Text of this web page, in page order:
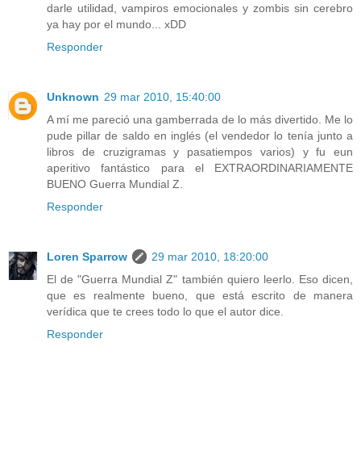
darle utilidad, vampiros emocionales y zombis sin cerebro
ya hay por el mundo... xDD
Responder
Unknown 29 mar 2010, 15:40:00
A mí me pareció una gamberrada de lo más divertido. Me lo
pude pillar de saldo en inglés (el vendedor lo tenía junto a
libros de cruzigramas y pasatiempos varios) y fu eun
aperitivo fantástico para el EXTRAORDINARIAMENTE
BUENO Guerra Mundial Z.
Responder
Loren Sparrow
29 mar 2010, 18:20:00
El de "Guerra Mundial Z" también quiero leerlo. Eso dicen,
que es realmente bueno, que está escrito de manera
verídica que te crees todo lo que el autor dice.
Responder